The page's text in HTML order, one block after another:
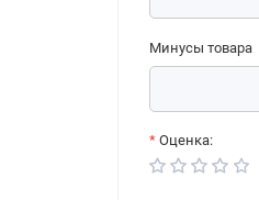
Минусы товара
Оценка: